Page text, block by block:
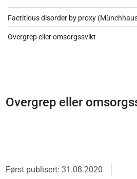
Factitious disorder by proxy
Overgrep eller omsorgssvikt
Overgrep eller
Først publisert: 31.08.2020